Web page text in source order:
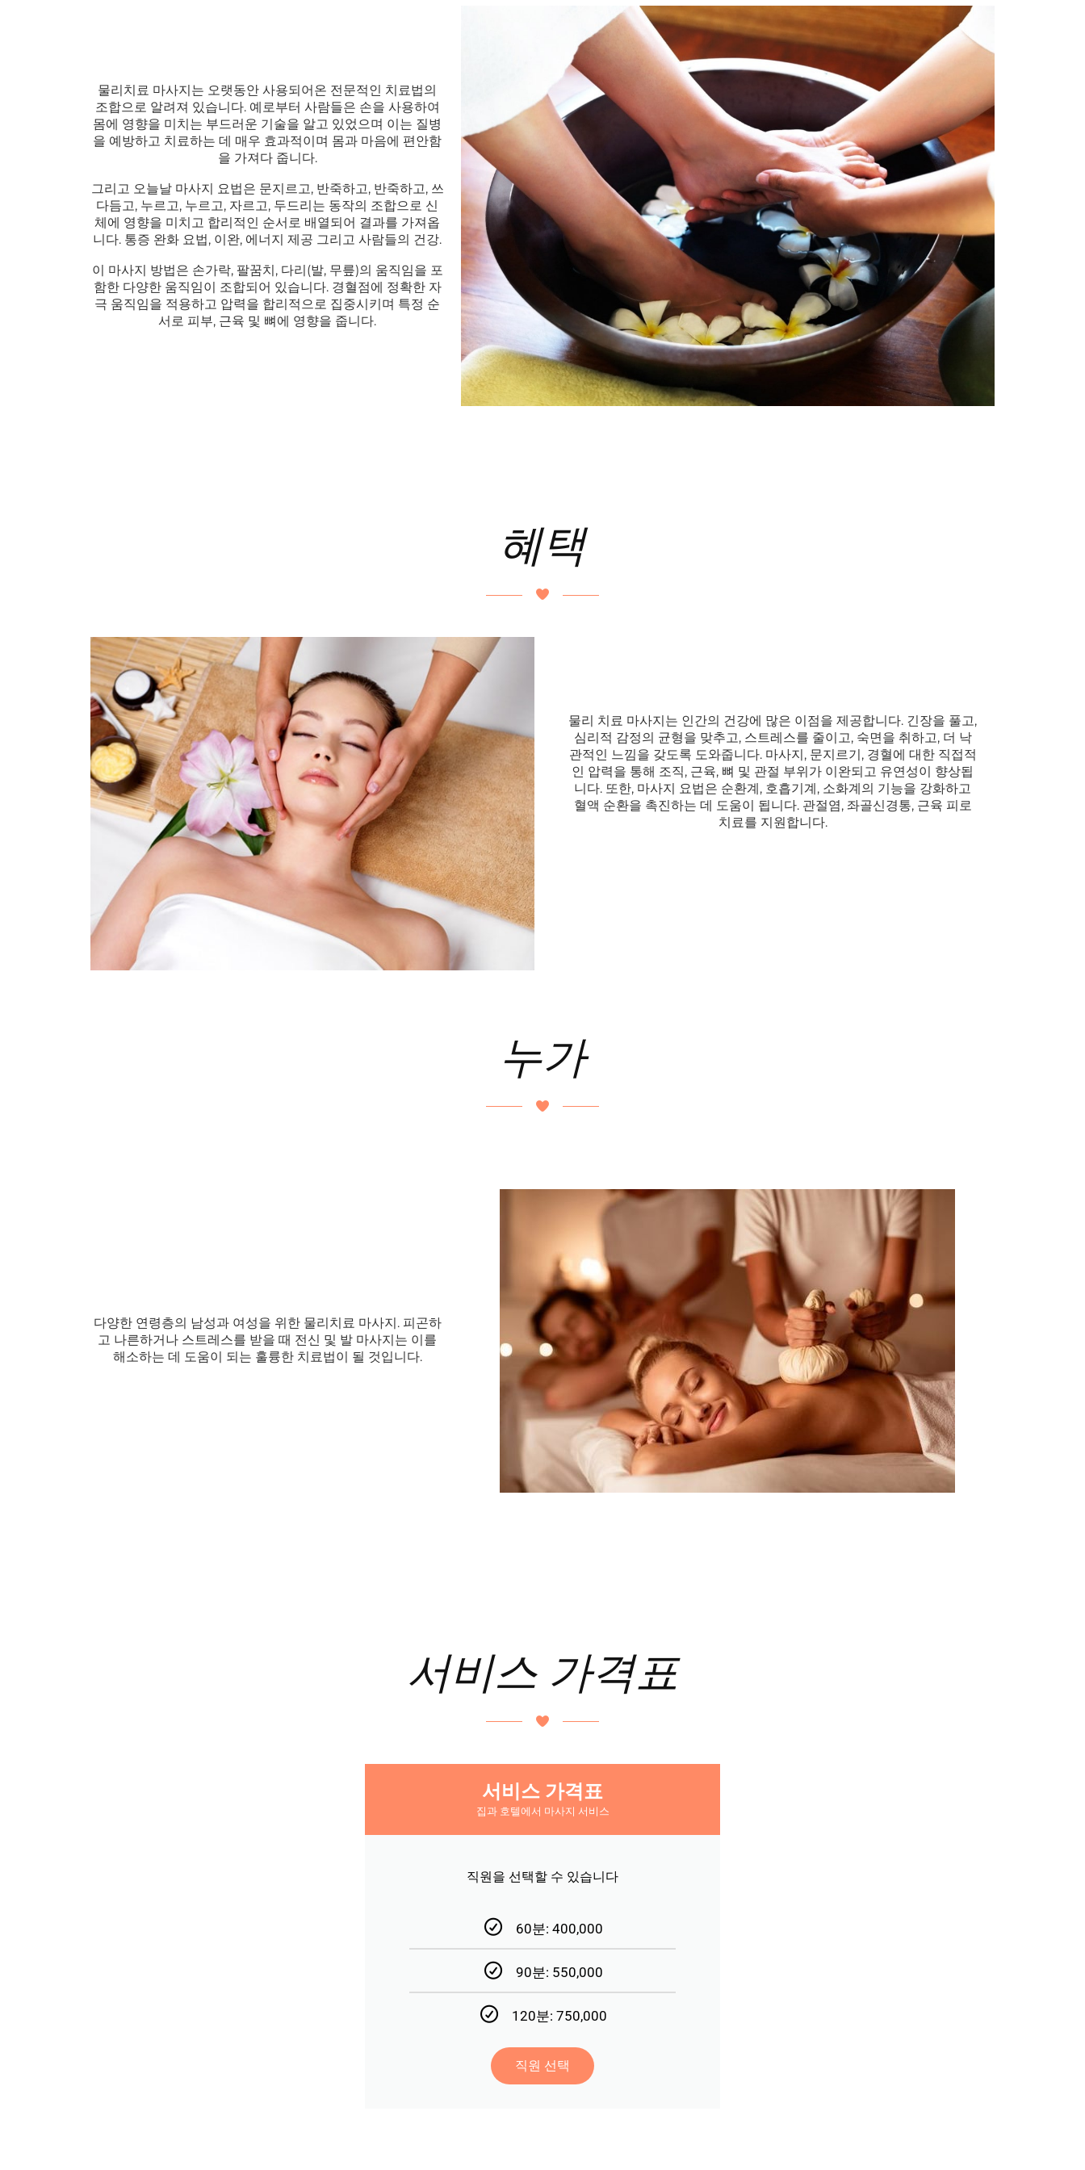
물리치료 마사지는 오랫동안 사용되어온 전문적인 치료법의
조합으로 알려져 있습니다. 예로부터 사람들은 손을 사용하여
몸에 영향을 미치는 부드러운 기술을 알고 있었으며 이는 질병
을 예방하고 치료하는 데 매우 효과적이며 몸과 마음에 편안함
을 가져다 줍니다.
그리고 오늘날 마사지 요법은 문지르고, 반죽하고, 반죽하고, 쓰
다듬고, 누르고, 누르고, 자르고, 두드리는 동작의 조합으로 신
체에 영향을 미치고 합리적인 순서로 배열되어 결과를 가져옵
니다. 통증 완화 요법, 이완, 에너지 제공 그리고 사람들의 건강.
이 마사지 방법은 손가락, 팔꿈치, 다리(발, 무릎)의 움직임을 포
함한 다양한 움직임이 조합되어 있습니다. 경혈점에 정확한 자
극 움직임을 적용하고 압력을 합리적으로 집중시키며 특정 순
서로 피부, 근육 및 뼈에 영향을 줍니다.
혜택
물리 치료 마사지는 인간의 건강에 많은 이점을 제공합니다. 긴장을 풀고,
심리적 감정의 균형을 맞추고, 스트레스를 줄이고, 숙면을 취하고, 더 낙
관적인 느낌을 갖도록 도와줍니다. 마사지, 문지르기, 경혈에 대한 직접적
인 압력을 통해 조직, 근육, 뼈 및 관절 부위가 이완되고 유연성이 향상됩
니다. 또한, 마사지 요법은 순환계, 호흡기계, 소화계의 기능을 강화하고
혈액 순환을 촉진하는 데 도움이 됩니다. 관절염, 좌골신경통, 근육 피로
치료를 지원합니다.
누가
다양한 연령층의 남성과 여성을 위한 물리치료 마사지. 피곤하
고 나른하거나 스트레스를 받을 때 전신 및 발 마사지는 이를
해소하는 데 도움이 되는 훌륭한 치료법이 될 것입니다.
서비스 가격표
서비스 가격표
집과 호텔에서 마사지 서비스
직원을 선택할 수 있습니다
60분: 400,000
90분: 550,000
120분: 750,000
직원 선택